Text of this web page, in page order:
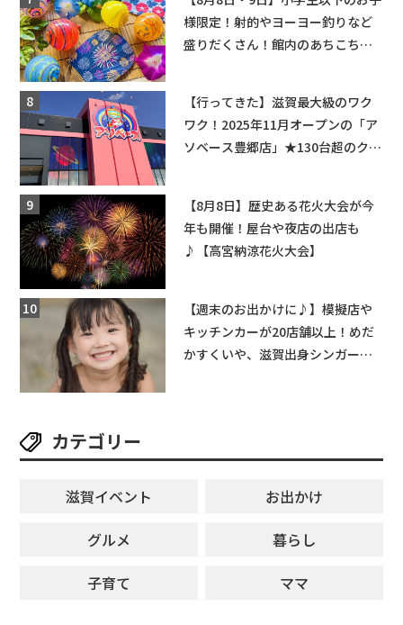
様限定！射的やヨーヨー釣りなど
盛りだくさん！館内のあちこちに
【行ってきた】滋賀最大級のワク
ワク！2025年11月オープンの「ア
ソベース豊郷店」★130台超のクレ
【8月8日】歴史ある花火大会が今
年も開催！屋台や夜店の出店も
♪【高宮納涼花火大会】
【週末のお出かけに♪】模擬店や
キッチンカーが20店舗以上！めだ
かすくいや、滋賀出身シンガーソ
カテゴリー
滋賀イベント
お出かけ
グルメ
暮らし
子育て
ママ